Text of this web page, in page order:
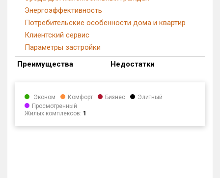
Энергоэффективность
Потребительские особенности дома и квартир
Клиентский сервис
Параметры застройки
Преимущества
Недостатки
Эконом Комфорт Бизнес
Элитный
Просмотренный
Жилых комплексов: 1